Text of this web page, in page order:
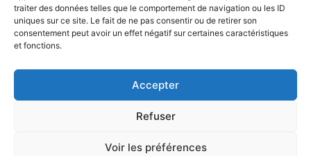
traiter des données telles que le comportement de navigation ou les ID
uniques sur ce site. Le fait de ne pas consentir ou de retirer son
consentement peut avoir un effet négatif sur certaines caractéristiques
et fonctions.
Accepter
Refuser
Voir les préférences
45240 La Ferté Saint-Aubin
02 38 64 83 81
Horaires d’ouverture
Mardi, jeudi et samedi :
de 9h à 11h45